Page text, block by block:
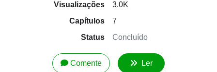
Visualizações
3.0K
Capítulos
7
Status
Concluído
Comente Ler